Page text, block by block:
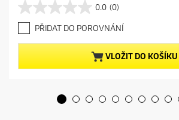
e
n
t
p
r
0.0 (0)
0
.
0
z
5
h
PŘIDAT DO POROVNÁNÍ
VLOŽIT DO KOŠÍKU